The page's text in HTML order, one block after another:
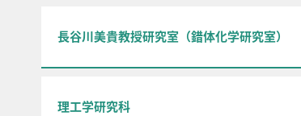
長谷川美貴教授研究室（錯体化学研究室）
理工学研究科